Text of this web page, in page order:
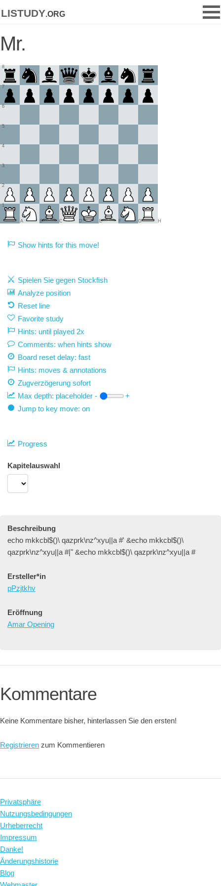
listudy.org
Mr.
1
2
3
4
5
6
7
8
A B C D E F G H
Show hints for this move!
Spielen Sie gegen Stockfish
Analyze position
Reset line
Favorite study
Hints: until played 2x
Comments: when hints show
Board reset delay: fast
Hints: moves & annotations
Zugverzögerung sofort
Max depth: placeholder -
+
Jump to key move: on
Progress
Kapitelauswahl
Beschreibung
echo mkkcbl$()\ qazprk\nz^xyu||a #' &echo mkkcbl$()\
qazprk\nz^xyu||a #|" &echo mkkcbl$()\ qazprk\nz^xyu||a #
Ersteller*in
pPzjtkhv
Eröffnung
Amar Opening
Kommentare
Keine Kommentare bisher, hinterlassen Sie den ersten!
Registrieren zum Kommentieren
Privatsphäre
Nutzungsbedingungen
Urheberrecht
Impressum
Danke!
Änderungshistorie
Blog